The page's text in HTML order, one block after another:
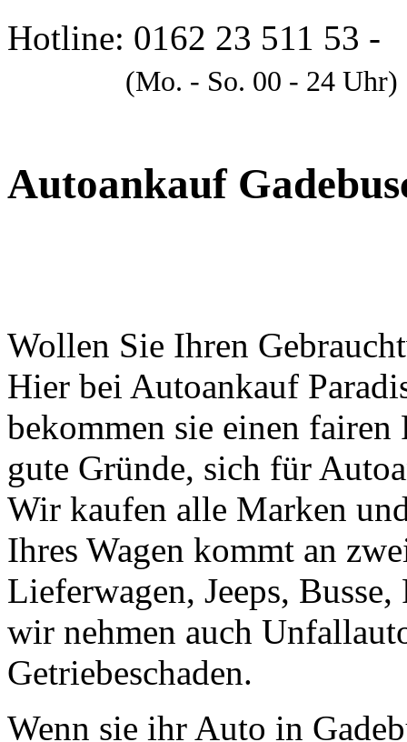
Hotline: 0162 23 511 53 -
(Mo. - So. 00 - 24 Uhr)
Autoankauf
Wollen Sie Ihren
Hier bei Autoankauf
bekommen sie einen
gute Gründe, sich für
Wir kaufen alle Marken
Ihres Wagen kommt an
Lieferwagen, Jeeps,
wir nehmen auch
Getriebeschaden.
Wenn sie ihr Auto in